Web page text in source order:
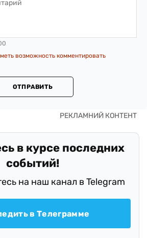
возможность комментировать
ОТПРАВИТЬ
в курсе последних
событий!
на наш канал в Telegram
в Телеграмме